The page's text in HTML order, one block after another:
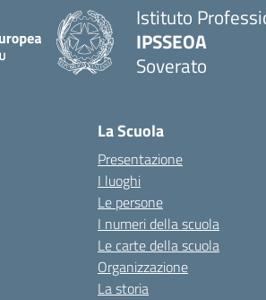
Istituto
IPSSEOA
Soverato
La Scuola
Presentazione
I luoghi
Le persone
I numeri della scuola
Le carte della scuola
Organizzazione
La storia